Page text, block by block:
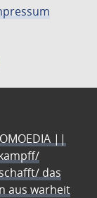
||
das
aus warheit